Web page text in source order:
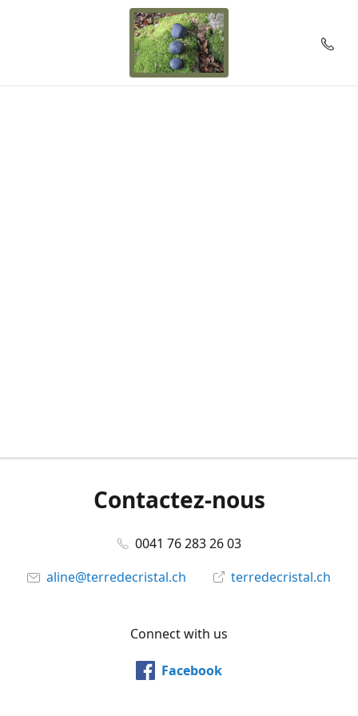
Contactez-nous
0041 76 283 26 03
aline@terredecristal.ch
terredecristal.ch
Connect with us
Facebook